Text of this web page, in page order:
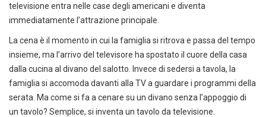
televisione entra nelle case degli americani e diventa
immediatamente l’attrazione principale.
La cena è il momento in cui la famiglia si ritrova e passa del tempo
insieme, ma l’arrivo del televisore ha spostato il cuore della casa
dalla cucina al divano del salotto. Invece di sedersi a tavola, la
famiglia si accomoda davanti alla TV a guardare i programmi della
serata. Ma come si fa a cenare su un divano senza l’appoggio di
un tavolo? Semplice, si inventa un tavolo da televisione.